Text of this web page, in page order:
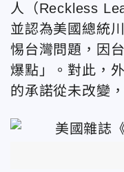
人（Reckless
並認為美國總統
惕台灣問題，因
爆點」。對此，
的承諾從未改變